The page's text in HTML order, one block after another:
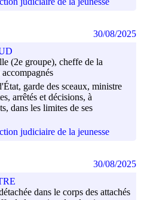
(2e groupe), cheffe de la
garde des sceaux, ministre
arrêtés et décisions, à
dans les limites de ses
judiciaire de la jeunesse
30/08/2025
dans le corps des attachés
30/08/2025